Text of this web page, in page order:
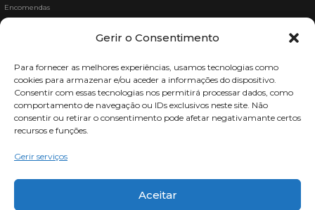
Gerir o Consentimento
Para fornecer as melhores experiências, usamos tecnologias como
cookies para armazenar e/ou aceder a informações do dispositivo.
Consentir com essas tecnologias nos permitirá processar dados, como
comportamento de navegação ou IDs exclusivos neste site. Não
consentir ou retirar o consentimento pode afetar negativamante certos
recursos e funções.
Gerir serviços
Aceitar
Encomendas
Politica de Privacidade
Política de Cookies
Livre Resolução
Pagamentos seguros
Livro de Reclamações
leva até si uma vasta gama de produtos para adultos.